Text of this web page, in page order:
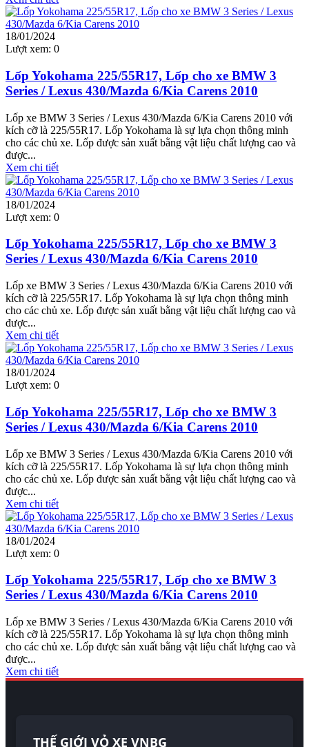
18/01/2024
Lượt xem: 0
Lốp Yokohama 225/55R17, Lốp cho xe BMW 3
Series / Lexus 430/Mazda 6/Kia Carens 2010
Lốp xe BMW 3 Series / Lexus 430/Mazda 6/Kia Carens 2010 với
kích cỡ là 225/55R17. Lốp Yokohama là sự lựa chọn thông minh
cho các chủ xe. Lốp được sản xuất bằng vật liệu chất lượng cao và
được...
Xem chi tiết
18/01/2024
Lượt xem: 0
Lốp Yokohama 225/55R17, Lốp cho xe BMW 3
Series / Lexus 430/Mazda 6/Kia Carens 2010
Lốp xe BMW 3 Series / Lexus 430/Mazda 6/Kia Carens 2010 với
kích cỡ là 225/55R17. Lốp Yokohama là sự lựa chọn thông minh
cho các chủ xe. Lốp được sản xuất bằng vật liệu chất lượng cao và
được...
Xem chi tiết
18/01/2024
Lượt xem: 0
Lốp Yokohama 225/55R17, Lốp cho xe BMW 3
Series / Lexus 430/Mazda 6/Kia Carens 2010
Lốp xe BMW 3 Series / Lexus 430/Mazda 6/Kia Carens 2010 với
kích cỡ là 225/55R17. Lốp Yokohama là sự lựa chọn thông minh
cho các chủ xe. Lốp được sản xuất bằng vật liệu chất lượng cao và
được...
Xem chi tiết
18/01/2024
Lượt xem: 0
Lốp Yokohama 225/55R17, Lốp cho xe BMW 3
Series / Lexus 430/Mazda 6/Kia Carens 2010
Lốp xe BMW 3 Series / Lexus 430/Mazda 6/Kia Carens 2010 với
kích cỡ là 225/55R17. Lốp Yokohama là sự lựa chọn thông minh
cho các chủ xe. Lốp được sản xuất bằng vật liệu chất lượng cao và
được...
Xem chi tiết
THẾ GIỚI VỎ XE VNBG